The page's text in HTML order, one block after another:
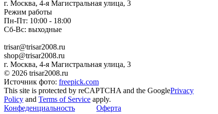
г. Москва, 4-я Магистральная улица, 3
Режим работы
Пн-Пт: 10:00 - 18:00
Сб-Вс: выходные
trisar@trisar2008.ru
shop@trisar2008.ru
г. Москва, 4-я Магистральная улица, 3
© 2026 trisar2008.ru
Источник фото: freepick.com
This site is protected by reCAPTCHA and the GooglePrivacy
Policy and Terms of Service apply.
Конфеденциальность
Оферта